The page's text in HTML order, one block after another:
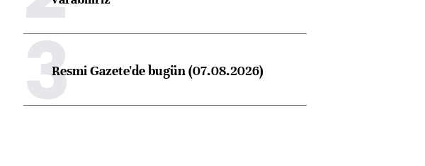
3Resmi Gazete'de bugün (07.08.2026)